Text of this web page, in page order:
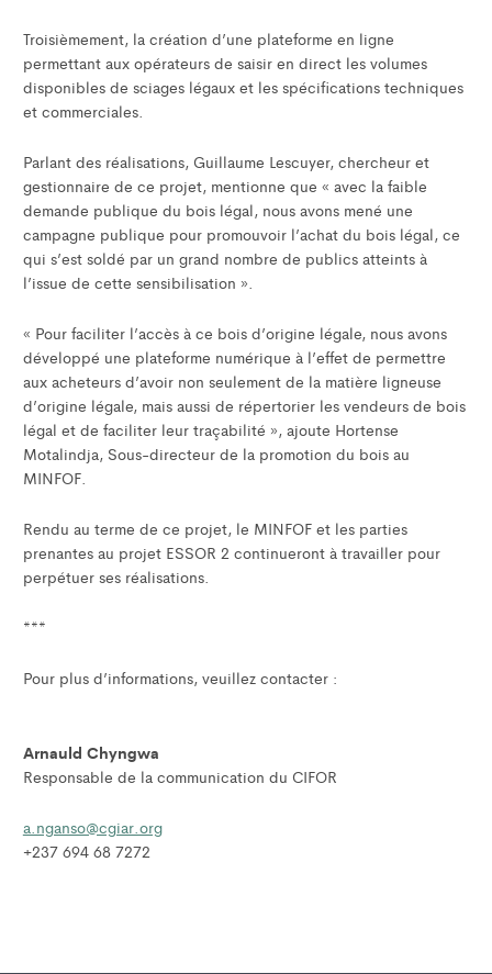
Troisièmement, la création d’une plateforme en ligne
permettant aux opérateurs de saisir en direct les volumes
disponibles de sciages légaux et les spécifications techniques
et commerciales.
Parlant des réalisations, Guillaume Lescuyer, chercheur et
gestionnaire de ce projet, mentionne que « avec la faible
demande publique du bois légal, nous avons mené une
campagne publique pour promouvoir l’achat du bois légal, ce
qui s’est soldé par un grand nombre de publics atteints à
l’issue de cette sensibilisation ».
« Pour faciliter l’accès à ce bois d’origine légale, nous avons
développé une plateforme numérique à l’effet de permettre
aux acheteurs d’avoir non seulement de la matière ligneuse
d’origine légale, mais aussi de répertorier les vendeurs de bois
légal et de faciliter leur traçabilité », ajoute Hortense
Motalindja, Sous-directeur de la promotion du bois au
MINFOF.
Rendu au terme de ce projet, le MINFOF et les parties
prenantes au projet ESSOR 2 continueront à travailler pour
perpétuer ses réalisations.
***
Pour plus d’informations, veuillez contacter :
Arnauld Chyngwa
Responsable de la communication du CIFOR
a.nganso@cgiar.org
+237 694 68 7272